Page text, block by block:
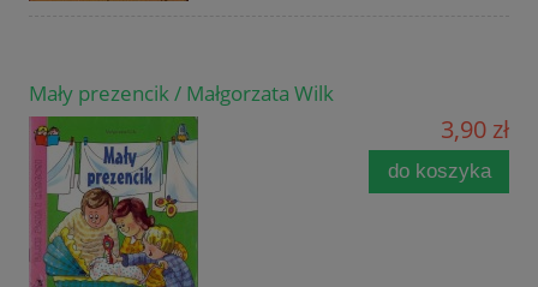
Mały prezencik / Małgorzata Wilk
3,90 zł
do koszyka